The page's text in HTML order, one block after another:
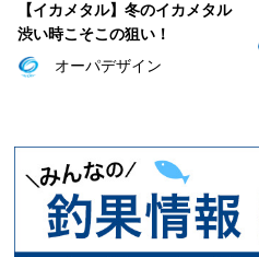
【イカメタル】冬のイカメタル
渋い時こそこの狙い！
オーパデザイン